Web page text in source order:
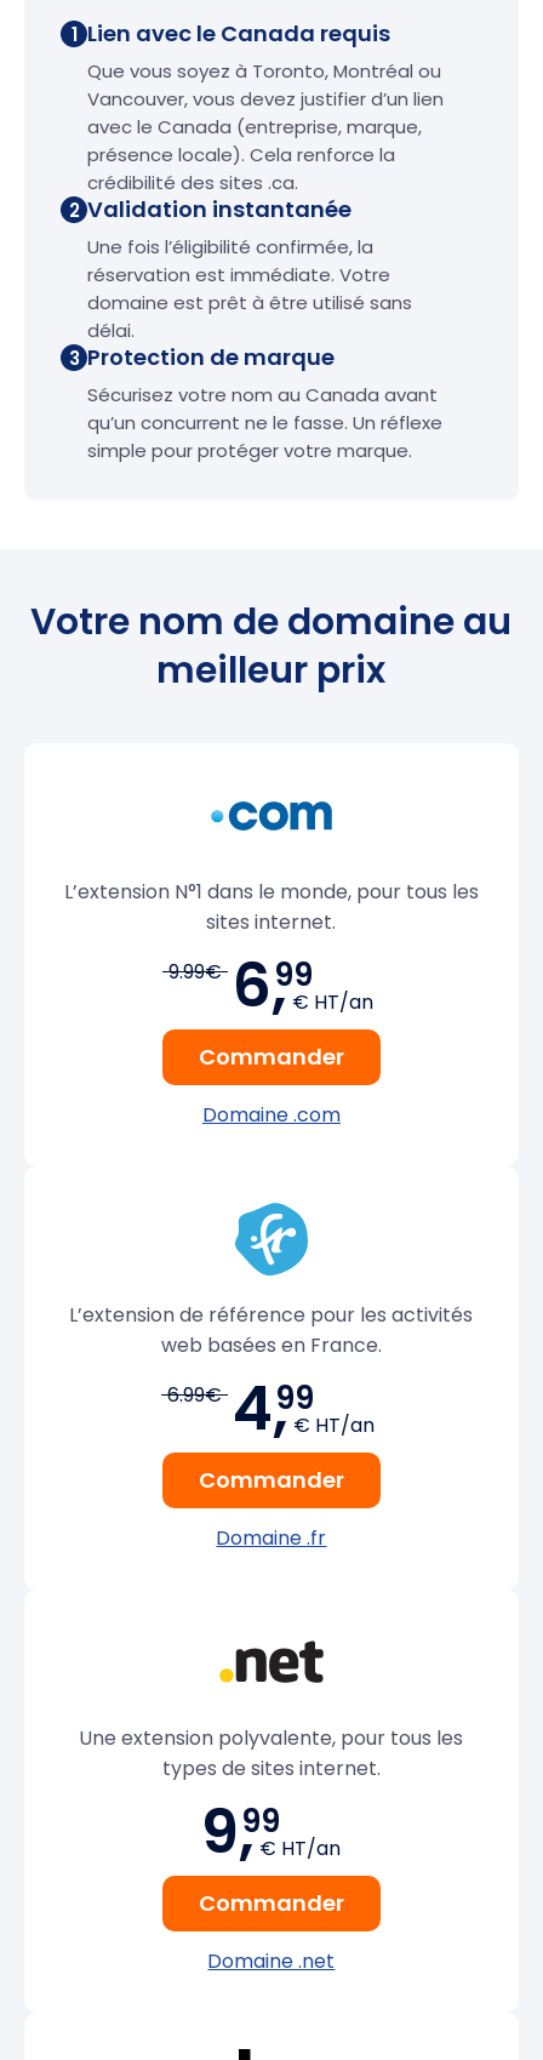
1 Lien avec le Canada requis
Que vous soyez à Toronto, Montréal ou
Vancouver, vous devez justifier d’un lien
avec le Canada (entreprise, marque,
présence locale). Cela renforce la
crédibilité des sites .ca.
2 Validation instantanée
Une fois l’éligibilité confirmée, la
réservation est immédiate. Votre
domaine est prêt à être utilisé sans
délai.
3 Protection de marque
Sécurisez votre nom au Canada avant
qu’un concurrent ne le fasse. Un réflexe
simple pour protéger votre marque.
Votre nom de domaine au
meilleur prix
L’extension N°1 dans le monde, pour tous les
sites internet.
9.99€ 6,99
€ HT/an
Commander
Domaine .com
L’extension de référence pour les activités
web basées en France.
6.99€ 4,99
€ HT/an
Commander
Domaine .fr
Une extension polyvalente, pour tous les
types de sites internet.
9,99
€ HT/an
Commander
Domaine .net